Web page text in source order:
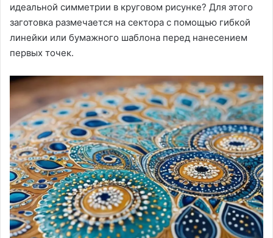
идеальной симметрии в круговом рисунке? Для этого
заготовка размечается на сектора с помощью гибкой
линейки или бумажного шаблона перед нанесением
первых точек.